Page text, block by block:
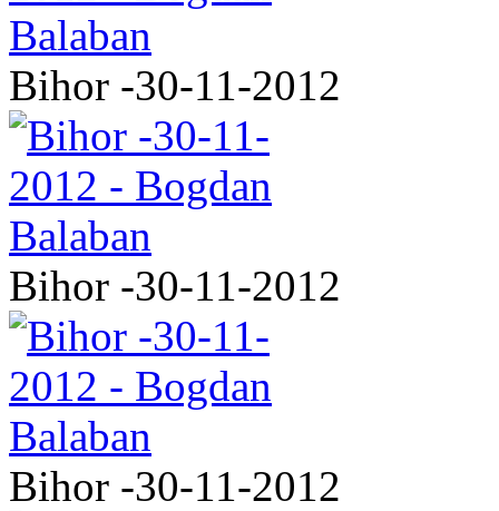
Bihor -30-11-2012
Bihor -30-11-2012
Bihor -30-11-2012